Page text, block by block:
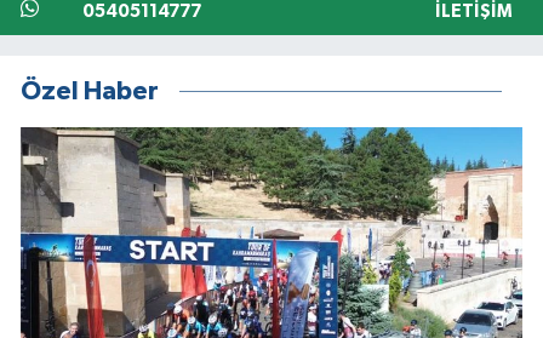
05405114777 İLETIŞIM
Özel Haber